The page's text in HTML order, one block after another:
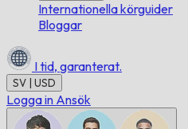
Internationella körguider
Bloggar
I tid, garanterat.
SV | USD
Logga in Ansök